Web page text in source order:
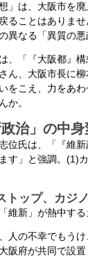
」は、大阪市を廃
ることはありま
異なる「異質の悪
、「『大阪都』構
ん、大阪市長に
をこえ、力をあ
か。
政治」の中
位氏は、「『維新
す」と強調。(1)
トップ、カジ
維新」が熱中する
人の不幸でもうけ
阪府が共同で設